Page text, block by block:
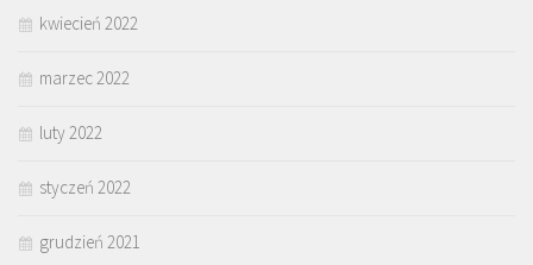
kwiecień 2022
marzec 2022
luty 2022
styczeń 2022
grudzień 2021